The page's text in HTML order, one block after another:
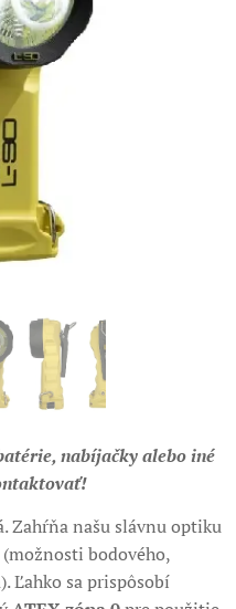
nabíjačky alebo iné
Zahŕňa našu slávnu optiku
bodového,
Ľahko sa prispôsobí